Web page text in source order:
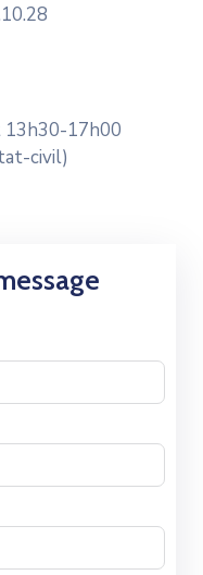
13h30-17h00
civil)